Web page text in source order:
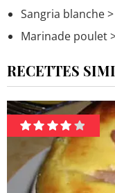
Sangria blanche
Marinade poulet
RECETTES